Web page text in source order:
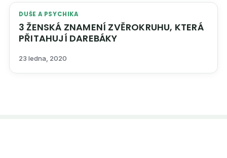
DUŠE A PSYCHIKA
3 ŽENSKÁ ZNAMENÍ ZVĚROKRUHU, KTERÁ
PŘITAHUJÍ DAREBÁKY
23 ledna, 2020